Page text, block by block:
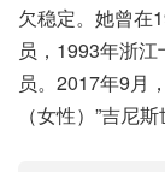
欠稳定。她曾在
员，1993年浙
员。2017年9月
（女性）”吉尼